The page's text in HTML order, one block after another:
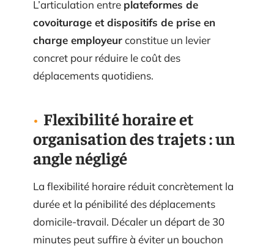
L’articulation entre plateformes de
covoiturage et dispositifs de prise en
charge employeurconstitue un levier
concret pour réduire le coût des
déplacements quotidiens.
Flexibilité horaire et
organisation des trajets : un
angle négligé
La flexibilité horaire réduit concrètement la
durée et la pénibilité des déplacements
domicile-travail. Décaler un départ de 30
minutes peut suffire à éviter un bouchon